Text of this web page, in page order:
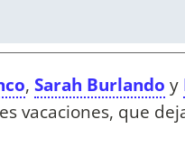
, Sarah Burlando y
vacaciones, que